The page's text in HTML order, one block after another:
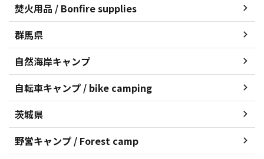
焚火用品 / Bonfire supplies
群馬県
自然海岸キャンプ
自転車キャンプ / bike camping
茨城県
野営キャンプ / Forest camp